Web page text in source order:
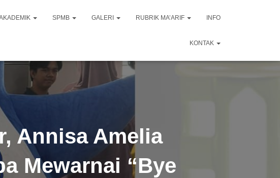
SPMB GALERI RUBRIK MA’ARIF INFO
KONTAK
Annisa Amelia
Mewarnai “Bye